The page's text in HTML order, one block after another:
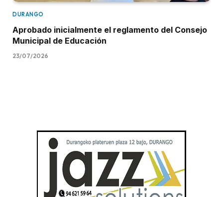
DURANGO
Aprobado inicialmente el reglamento del Consejo
Municipal de Educación
23/07/2026